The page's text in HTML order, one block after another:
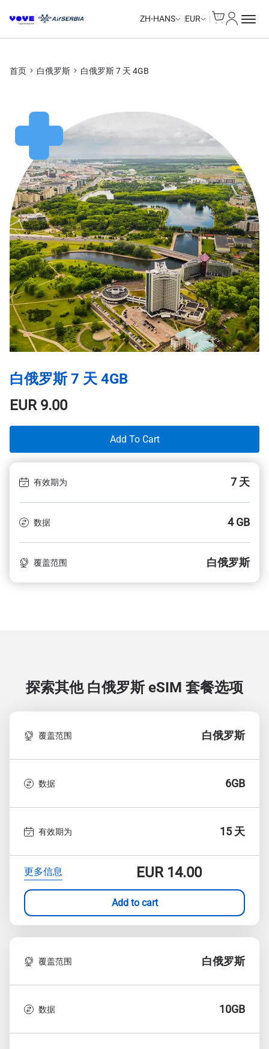
ZH-HANS EUR
首页 白俄罗斯 白俄罗斯 7 天 4GB
白俄罗斯 7 天 4GB
EUR9.00
Add To Cart
有效期为 7 天
数据 4 GB
覆盖范围 白俄罗斯
探索其他 白俄罗斯eSIM 套餐选项
覆盖范围 白俄罗斯
数据 6GB
有效期为 15 天
更多信息 EUR14.00
Add to cart
覆盖范围 白俄罗斯
数据 10GB